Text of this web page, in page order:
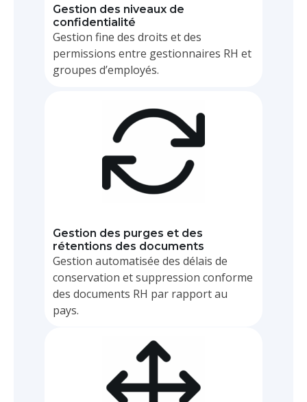
Gestion des niveaux de
confidentialité
Gestion fine des droits et des
permissions entre gestionnaires RH et
groupes d’employés.
Gestion des purges et des
rétentions des documents
Gestion automatisée des délais de
conservation et suppression conforme
des documents RH par rapport au
pays.